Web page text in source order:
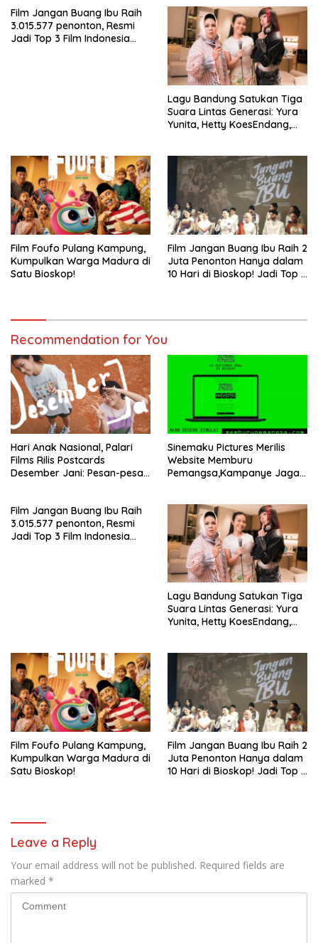
Penculikan Anak yang Masih
Terjadi
Film Jangan Buang Ibu Raih
3.015.577 penonton, Resmi
Jadi Top 3 Film Indonesia
Lagu Bandung Satukan Tiga
Suara Lintas Generasi: Yura
Yunita, Hetty KoesEndang,
Film Foufo Pulang Kampung,
Kumpulkan Warga Madura di
Satu Bioskop!
Film Jangan Buang Ibu Raih 2
Juta Penonton Hanya dalam
10 Hari di Bioskop! Jadi Top 5
Recommendation for You
Hari Anak Nasional, Palari
Films Rilis Postcards
Desember Jani: Pesan-pesan
Sinemaku Pictures Merilis
Website Memburu
Pemangsa,Kampanye Jaga
Penculikan Anak yang Masih
Terjadi
Film Jangan Buang Ibu Raih
3.015.577 penonton, Resmi
Jadi Top 3 Film Indonesia
Lagu Bandung Satukan Tiga
Suara Lintas Generasi: Yura
Yunita, Hetty KoesEndang,
Film Foufo Pulang Kampung,
Kumpulkan Warga Madura di
Satu Bioskop!
Film Jangan Buang Ibu Raih 2
Juta Penonton Hanya dalam
10 Hari di Bioskop! Jadi Top 5
Leave a Reply
Your email address will not be published. Required fields are
marked *